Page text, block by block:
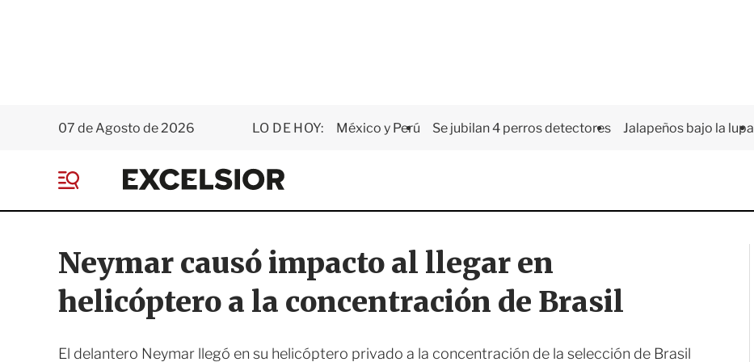
07 de Agosto de 2026 LO DE HOY: México y Perú Se jubilan 4 perros detectores Jalapeños bajo la lupa
E
x
e
i
o
e
Neymar causó impacto al llegar en
helicóptero a la concentración de Brasil
El delantero Neymar llegó en su helicóptero privado a la concentración de la selección de Brasil